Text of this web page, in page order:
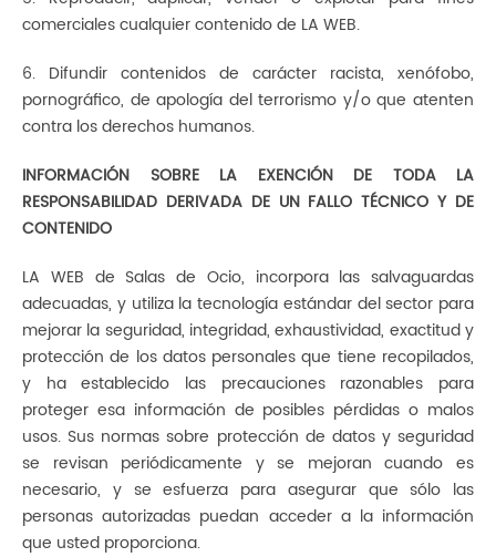
comerciales cualquier contenido de LA WEB.
6. Difundir contenidos de carácter racista, xenófobo,
pornográfico, de apología del terrorismo y/o que atenten
contra los derechos humanos.
INFORMACIÓN SOBRE LA EXENCIÓN DE TODA LA
RESPONSABILIDAD DERIVADA DE UN FALLO TÉCNICO Y DE
CONTENIDO
LA WEB de Salas de Ocio, incorpora las salvaguardas
adecuadas, y utiliza la tecnología estándar del sector para
mejorar la seguridad, integridad, exhaustividad, exactitud y
protección de los datos personales que tiene recopilados,
y ha establecido las precauciones razonables para
proteger esa información de posibles pérdidas o malos
usos. Sus normas sobre protección de datos y seguridad
se revisan periódicamente y se mejoran cuando es
necesario, y se esfuerza para asegurar que sólo las
personas autorizadas puedan acceder a la información
que usted proporciona.